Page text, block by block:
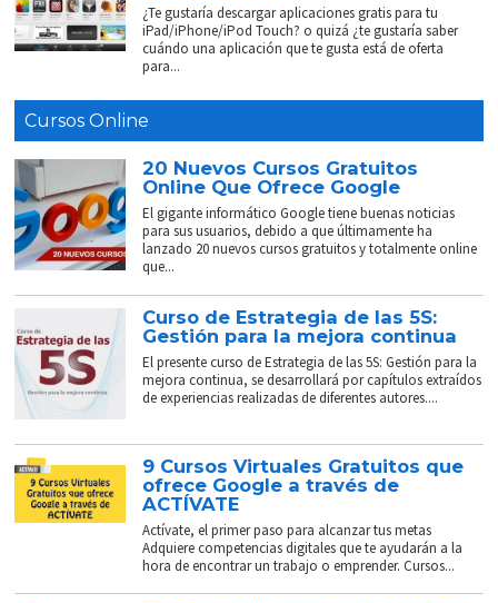
¿Te gustaría descargar aplicaciones gratis para tu
iPad/iPhone/iPod Touch? o quizá ¿te gustaría saber
cuándo una aplicación que te gusta está de oferta
para...
Cursos Online
20 Nuevos Cursos Gratuitos
Online Que Ofrece Google
El gigante informático Google tiene buenas noticias
para sus usuarios, debido a que últimamente ha
lanzado 20 nuevos cursos gratuitos y totalmente online
que...
Curso de Estrategia de las 5S:
Gestión para la mejora continua
El presente curso de Estrategia de las 5S: Gestión para la
mejora continua, se desarrollará por capítulos extraídos
de experiencias realizadas de diferentes autores....
9 Cursos Virtuales Gratuitos que
ofrece Google a través de
ACTÍVATE
Actívate, el primer paso para alcanzar tus metas
Adquiere competencias digitales que te ayudarán a la
hora de encontrar un trabajo o emprender. Cursos...